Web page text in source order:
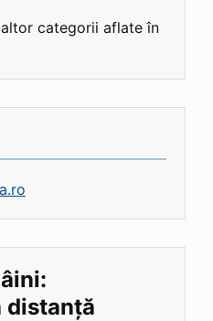
categorii aflate în
distanță